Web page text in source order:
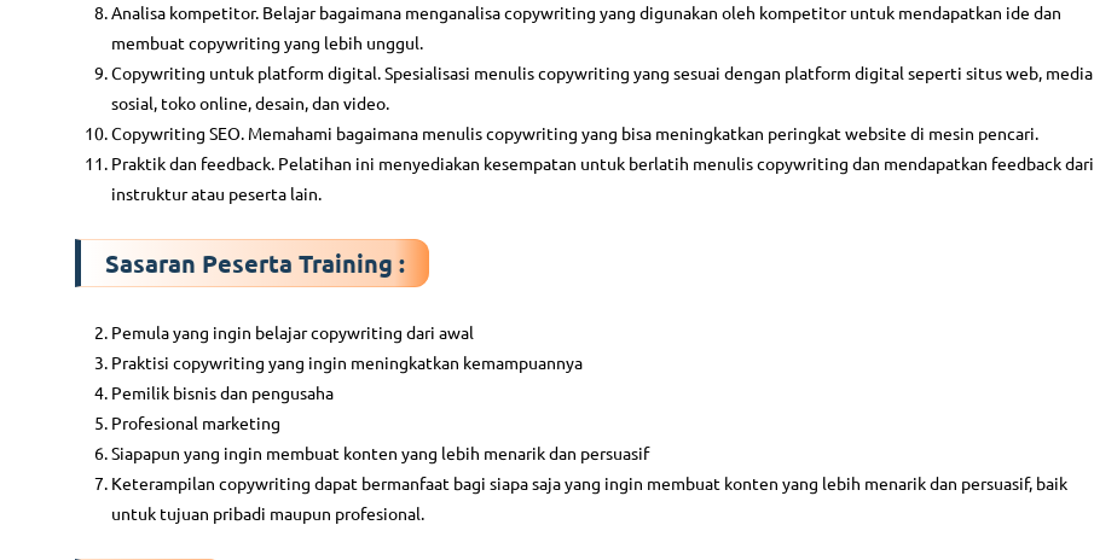
Analisa kompetitor. Belajar bagaimana menganalisa copywriting yang digunakan oleh kompetitor untuk mendapatkan ide dan
membuat copywriting yang lebih unggul.
Copywriting untuk platform digital. Spesialisasi menulis copywriting yang sesuai dengan platform digital seperti situs web, media
sosial, toko online, desain, dan video.
Copywriting SEO. Memahami bagaimana menulis copywriting yang bisa meningkatkan peringkat website di mesin pencari.
Praktik dan feedback. Pelatihan ini menyediakan kesempatan untuk berlatih menulis copywriting dan mendapatkan feedback dari
instruktur atau peserta lain.
Sasaran Peserta Training :
Pemula yang ingin belajar copywriting dari awal
Praktisi copywriting yang ingin meningkatkan kemampuannya
Pemilik bisnis dan pengusaha
Profesional marketing
Siapapun yang ingin membuat konten yang lebih menarik dan persuasif
Keterampilan copywriting dapat bermanfaat bagi siapa saja yang ingin membuat konten yang lebih menarik dan persuasif, baik
untuk tujuan pribadi maupun profesional.